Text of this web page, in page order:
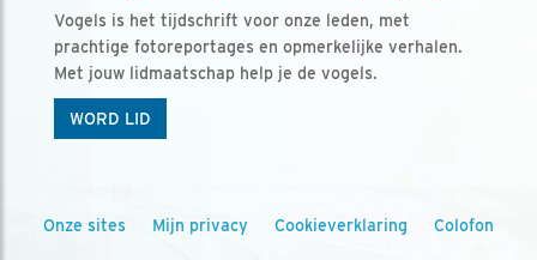
Vogels is het tijdschrift voor onze leden, met
prachtige fotoreportages en opmerkelijke verhalen.
Met jouw lidmaatschap help je de vogels.
WORD LID
Onze sites Mijn privacy Cookieverklaring Colofon